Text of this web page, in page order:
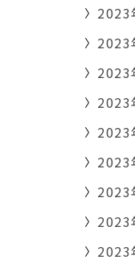
2023
2023
2023
2023
2023
2023
2023
2023
2023